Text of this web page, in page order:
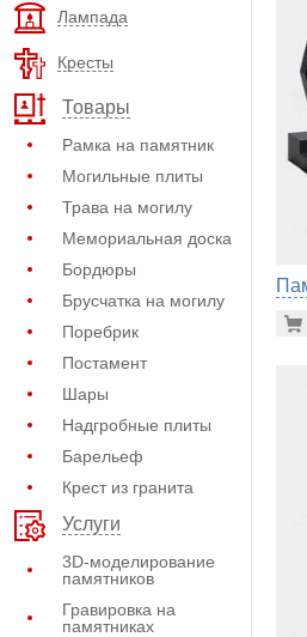
Лампада
Кресты
Товары
Рамка на памятник
Могильные плиты
Трава на могилу
Мемориальная доска
Бордюры
Брусчатка на могилу
Поребрик
Постамент
Шары
Надгробные плиты
Барельеф
Крест из гранита
Услуги
3D-моделирование
памятников
Гравировка на
памятниках